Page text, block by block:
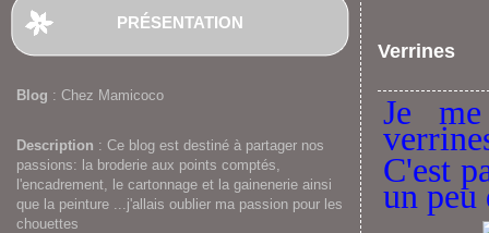
PRÉSENTATION
Blog : Chez Mamicoco
Description : Ce blog est destiné à partager nos
passions: la broderie aux points comptés,
l'encadrement, le cartonnage et la gainenerie ainsi
que la peinture ...j'allais oublier ma passion pour les
chouettes
Verrines
Je
C'est
un peu